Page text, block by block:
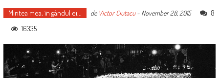
Mintea mea, în gândul ei... de Victor Ciutacu- November 28, 2015
8
16335